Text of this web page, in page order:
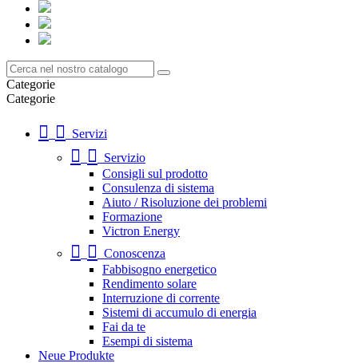
Categorie
Categorie
Servizi
Servizio
Consigli sul prodotto
Consulenza di sistema
Aiuto / Risoluzione dei problemi
Formazione
Victron Energy
Conoscenza
Fabbisogno energetico
Rendimento solare
Interruzione di corrente
Sistemi di accumulo di energia
Fai da te
Esempi di sistema
Neue Produkte